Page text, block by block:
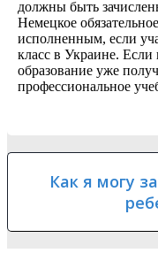
должны быть
Немецкое
исполненным, если
класс в Украине. Если
образование уже
профессиональное
Как я могу